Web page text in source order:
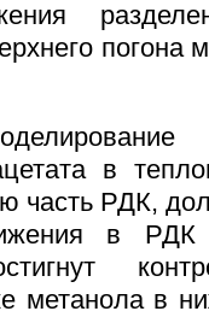
погона
в
часть РДК,
в РДК
метанола в